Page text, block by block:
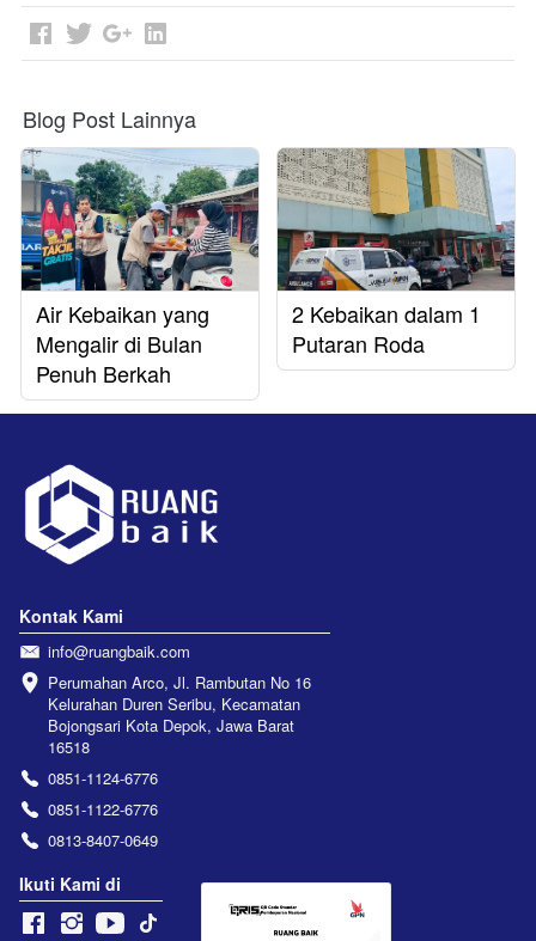
Blog Post Lainnya
Air Kebaikan yang
Mengalir di Bulan
Penuh Berkah
2 Kebaikan dalam 1
Putaran Roda
Kontak Kami
info@ruangbaik.com
Perumahan Arco, Jl. Rambutan No 16
Kelurahan Duren Seribu, Kecamatan
Bojongsari Kota Depok, Jawa Barat
16518
0851-1124-6776
0851-1122-6776
0813-8407-0649
Ikuti Kami di